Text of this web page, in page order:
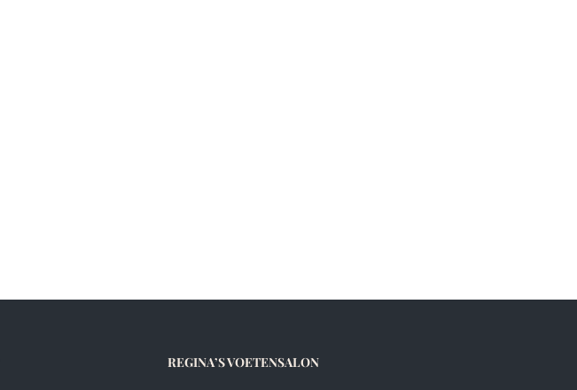
REGINA’S VOETENSALON